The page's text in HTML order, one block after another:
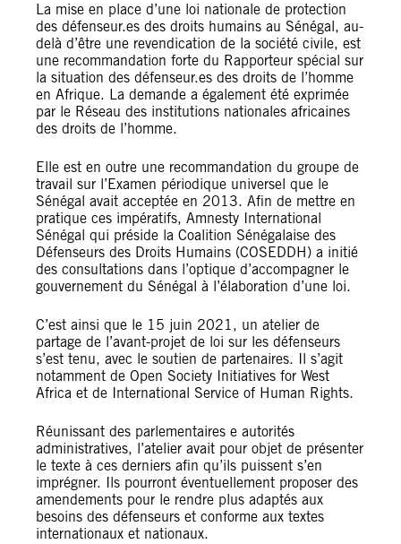
La mise en place d’une loi nationale de protection
des défenseur.es des droits humains au Sénégal, au-
delà d’être une revendication de la société civile, est
une recommandation forte du Rapporteur spécial sur
la situation des défenseur.es des droits de l’homme
en Afrique. La demande a également été exprimée
par le Réseau des institutions nationales africaines
des droits de l’homme.
Elle est en outre une recommandation du groupe de
travail sur l’Examen périodique universel que le
Sénégal avait acceptée en 2013. Afin de mettre en
pratique ces impératifs, Amnesty International
Sénégal qui préside la Coalition Sénégalaise des
Défenseurs des Droits Humains (COSEDDH) a initié
des consultations dans l’optique d’accompagner le
gouvernement du Sénégal à l’élaboration d’une loi.
C’est ainsi que le 15 juin 2021, un atelier de
partage de l’avant-projet de loi sur les défenseurs
s’est tenu, avec le soutien de partenaires. Il s’agit
notamment de Open Society Initiatives for West
Africa et de International Service of Human Rights.
Réunissant des parlementaires e autorités
administratives, l’atelier avait pour objet de présenter
le texte à ces derniers afin qu’ils puissent s’en
imprégner. Ils pourront éventuellement proposer des
amendements pour le rendre plus adaptés aux
besoins des défenseurs et conforme aux textes
internationaux et nationaux.